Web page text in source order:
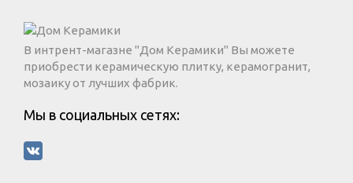
В интрент-магазне "Дом Керамики" Вы можете
приобрести керамическую плитку, керамогранит,
мозаику от лучших фабрик.
Мы в социальных сетях: